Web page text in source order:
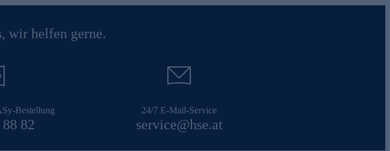
wir helfen gerne.
Bestellung
82
24/7 E-Mail-Service
service@hse.at